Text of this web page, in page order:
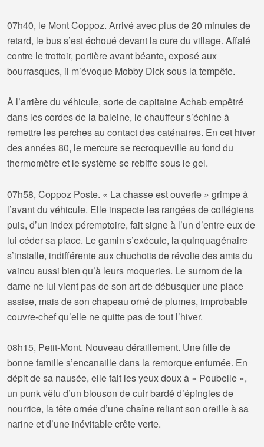
07h40, le Mont Coppoz. Arrivé avec plus de 20 minutes de
retard, le bus s’est échoué devant la cure du village. Affalé
contre le trottoir, portière avant béante, exposé aux
bourrasques, il m’évoque Mobby Dick sous la tempête.
À l’arrière du véhicule, sorte de capitaine Achab empêtré
dans les cordes de la baleine, le chauffeur s’échine à
remettre les perches au contact des caténaires. En cet hiver
des années 80, le mercure se recroqueville au fond du
thermomètre et le système se rebiffe sous le gel.
07h58, Coppoz Poste. « La chasse est ouverte » grimpe à
l’avant du véhicule. Elle inspecte les rangées de collégiens
puis, d’un index péremptoire, fait signe à l’un d’entre eux de
lui céder sa place. Le gamin s’exécute, la quinquagénaire
s’installe, indifférente aux chuchotis de révolte des amis du
vaincu aussi bien qu’à leurs moqueries. Le surnom de la
dame ne lui vient pas de son art de débusquer une place
assise, mais de son chapeau orné de plumes, improbable
couvre-chef qu’elle ne quitte pas de tout l’hiver.
08h15, Petit-Mont. Nouveau déraillement. Une fille de
bonne famille s’encanaille dans la remorque enfumée. En
dépit de sa nausée, elle fait les yeux doux à « Poubelle »,
un punk vêtu d’un blouson de cuir bardé d’épingles de
nourrice, la tête ornée d’une chaîne reliant son oreille à sa
narine et d’une inévitable crête verte.